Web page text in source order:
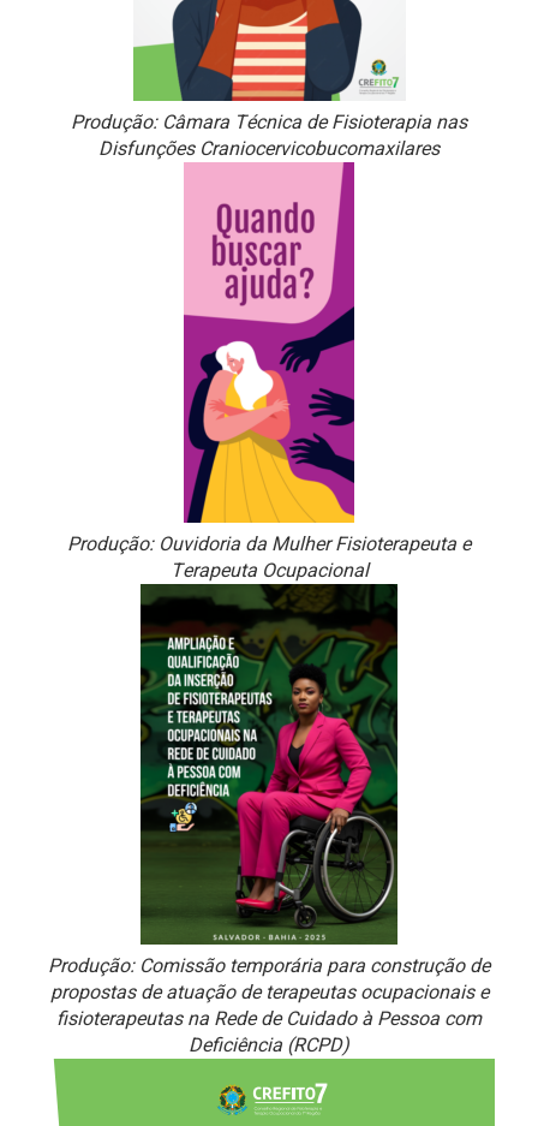
Produção: Câmara Técnica de Fisioterapia nas
Disfunções Craniocervicobucomaxilares
Produção: Ouvidoria da Mulher Fisioterapeuta e
Terapeuta Ocupacional
Produção: Comissão temporária para construção de
propostas de atuação de terapeutas ocupacionais e
fisioterapeutas na Rede de Cuidado à Pessoa com
Deficiência (RCPD)